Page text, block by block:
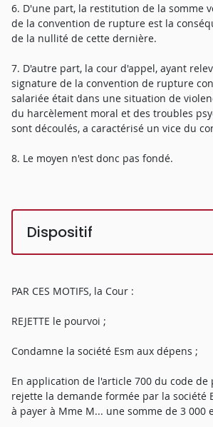
6. D'une part, la restitution de la somme
de la convention de rupture est la
de la nullité de cette dernière.
7. D'autre part, la cour d'appel, ayant
signature de la convention de rupture
salariée était dans une situation de
du harcèlement moral et des troubles
sont découlés, a caractérisé un vice du
8. Le moyen n'est donc pas fondé.
Dispositif
PAR CES MOTIFS, la Cour :
REJETTE le pourvoi ;
Condamne la société Esm aux dépens ;
En application de l'article 700 du code de
rejette la demande formée par la société
à payer à Mme M... une somme de 3 000